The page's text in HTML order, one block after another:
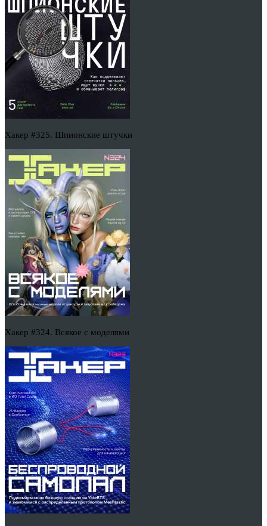
Хакер #325. Шпионские штучки
Хакер #324. Всякое с моделями